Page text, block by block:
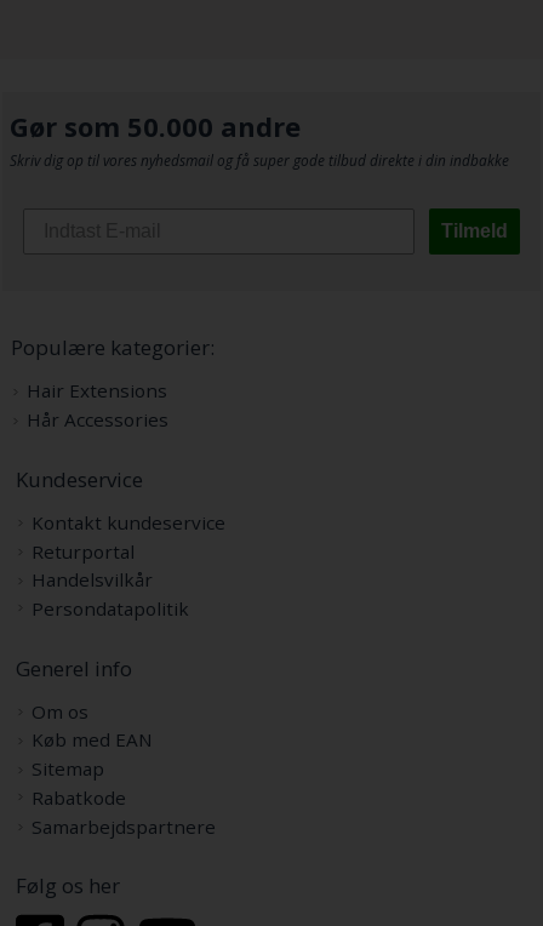
Gør som 50.000 andre
Skriv dig op til vores nyhedsmail og få super gode tilbud direkte i din indbakke
Tilmeld
Populære kategorier:
Hair Extensions
Hår Accessories
Kundeservice
Kontakt kundeservice
Returportal
Handelsvilkår
Persondatapolitik
Generel info
Om os
Køb med EAN
Sitemap
Rabatkode
Samarbejdspartnere
Følg os her